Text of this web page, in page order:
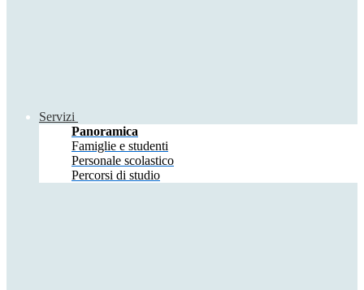
Servizi
Panoramica
Famiglie e studenti
Personale scolastico
Percorsi di studio